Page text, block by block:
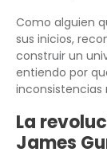
Como alguien
sus inicios,
construir un
entiendo por
inconsistencias
La
James